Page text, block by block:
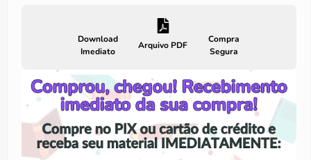
Download
Imediato
Arquivo PDF
Compra
Segura